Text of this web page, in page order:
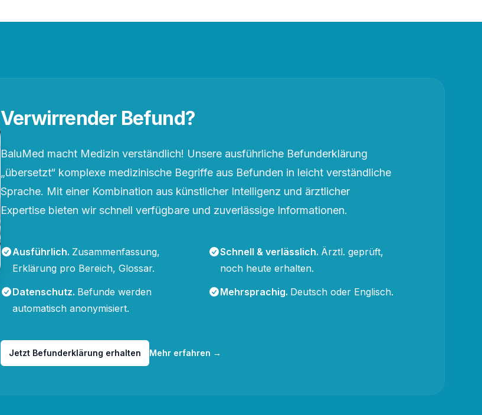
Verwirrender Befund?
BaluMed macht Medizin verständlich! Unsere ausführliche Befunderklärung
„übersetzt“ komplexe medizinische Begriffe aus Befunden in leicht verständliche
Sprache. Mit einer Kombination aus künstlicher Intelligenz und ärztlicher
Expertise bieten wir schnell verfügbare und zuverlässige Informationen.
Ausführlich. Zusammenfassung,
Erklärung pro Bereich, Glossar.
Schnell & verlässlich. Ärztl. geprüft,
noch heute erhalten.
Datenschutz. Befunde werden
automatisch anonymisiert.
Mehrsprachig. Deutsch oder Englisch.
Jetzt Befunderklärung erhalten Mehr erfahren →